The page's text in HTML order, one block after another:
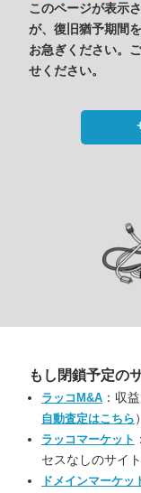
このページが表示
が、復旧猶予期間
お急ぎください。
せください。
もし閉鎖予定の
ラッコM&A ：収
自動査定はこちら ）
ラッコマーケット
セスなしのサイ
ドメインマーケッ